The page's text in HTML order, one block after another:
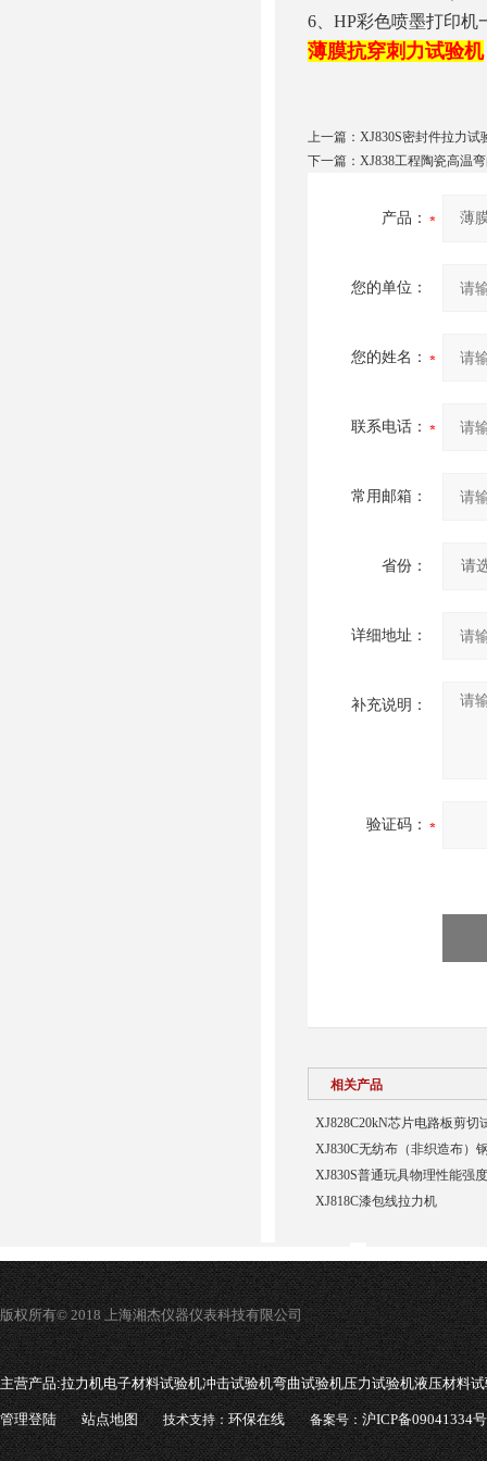
6、HP彩色喷墨打印机
薄膜抗穿刺力试验机
上一篇： XJ830S密封件拉力试
下一篇： XJ838工程陶瓷高温
产品：
您的单位：
您的姓名：
联系电话：
常用邮箱：
省份：
详细地址：
补充说明：
验证码：
相关产品
XJ828C20kN芯片电路板剪切
XJ830C无纺布（非织造布）
XJ830S普通玩具物理性能强
XJ818C漆包线拉力机
版权所有© 2018 上海湘杰仪器仪表科技有限公司
主营产品:拉力机电子材料试验机冲击试验机弯曲试验机压力试验机液压材料
管理登陆 站点地图 技术支持：环保在线 备案号：沪ICP备09041334